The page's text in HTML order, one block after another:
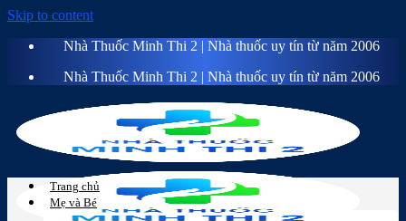
Skip to content
Nhà Thuốc Minh Thi 2 | Nhà thuốc uy tín từ năm 2006
Nhà Thuốc Minh Thi 2 | Nhà thuốc uy tín từ năm 2006
Trang chủ
Mẹ và Bé